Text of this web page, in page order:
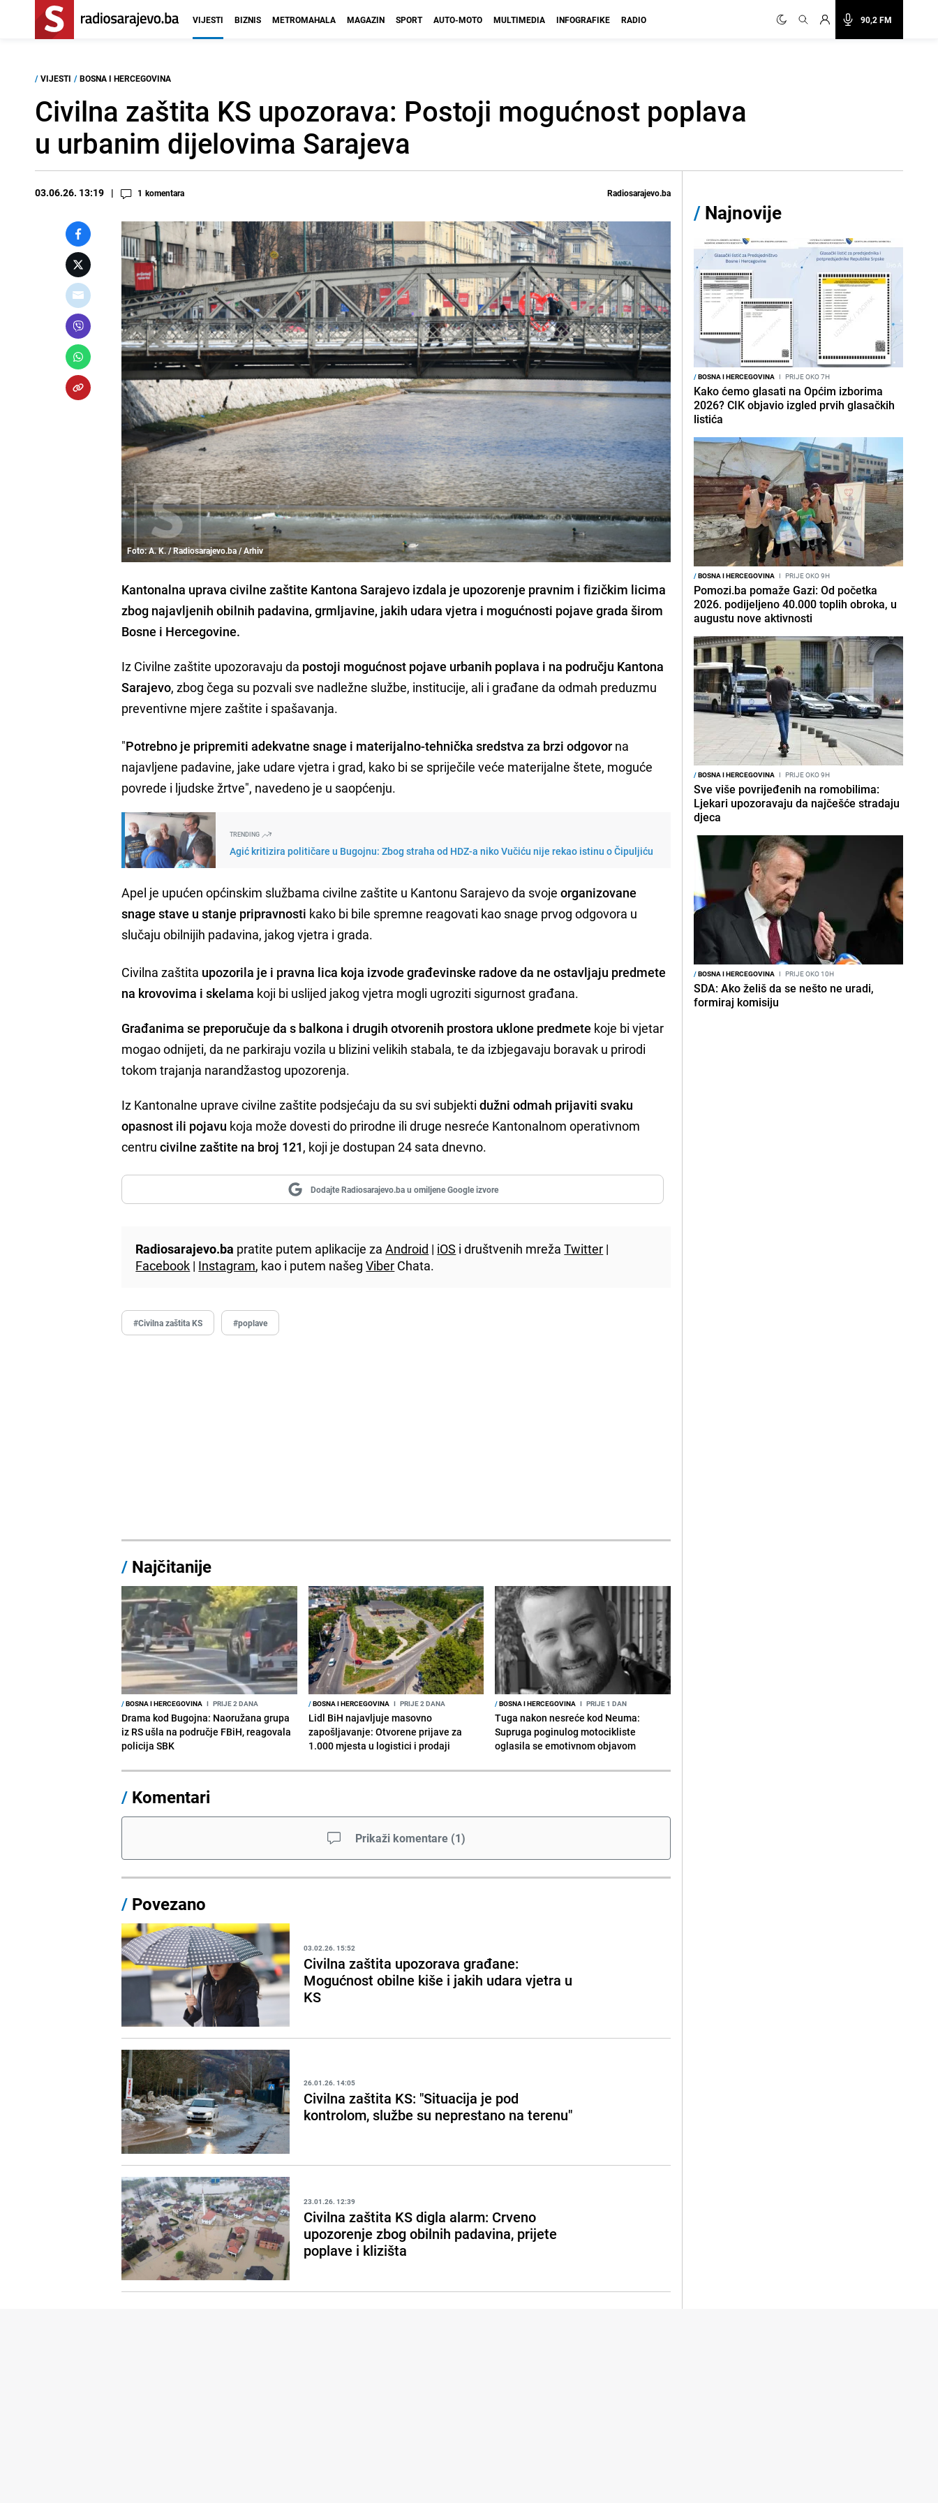
90,2 FM
VIJESTI BIZNIS METROMAHALA MAGAZIN SPORT AUTO-MOTO MULTIMEDIA INFOGRAFIKE RADIO
/ VIJESTI / BOSNA I HERCEGOVINA
Civilna zaštita KS upozorava: Postoji mogućnost poplava
u urbanim dijelovima Sarajeva
03.06.26. 13:19 1 komentara Radiosarajevo.ba
Foto: A. K. / Radiosarajevo.ba / Arhiv
Kantonalna uprava civilne zaštite Kantona Sarajevo izdala je upozorenje pravnim i fizičkim licima
zbog najavljenih obilnih padavina, grmljavine, jakih udara vjetra i mogućnosti pojave grada širom
Bosne i Hercegovine.
Iz Civilne zaštite upozoravaju da postoji mogućnost pojave urbanih poplava i na području Kantona
Sarajevo, zbog čega su pozvali sve nadležne službe, institucije, ali i građane da odmah preduzmu
preventivne mjere zaštite i spašavanja.
"Potrebno je pripremiti adekvatne snage i materijalno-tehnička sredstva za brzi odgovor na
najavljene padavine, jake udare vjetra i grad, kako bi se spriječile veće materijalne štete, moguće
povrede i ljudske žrtve", navedeno je u saopćenju.
TRENDING
Agić kritizira političare u Bugojnu: Zbog straha od HDZ-a niko Vučiću nije rekao istinu o Čipuljiću
Apel je upućen općinskim službama civilne zaštite u Kantonu Sarajevo da svojeorganizovane
snage stave u stanje pripravnosti kako bi bile spremne reagovati kao snage prvog odgovora u
slučaju obilnijih padavina, jakog vjetra i grada.
Civilna zaštita upozorila je i pravna lica koja izvode građevinske radove da ne ostavljaju predmete
na krovovima i skelama koji bi uslijed jakog vjetra mogli ugroziti sigurnost građana.
Građanima se preporučuje da s balkona i drugih otvorenih prostora uklone predmete koje bi vjetar
mogao odnijeti, da ne parkiraju vozila u blizini velikih stabala, te da izbjegavaju boravak u prirodi
tokom trajanja narandžastog upozorenja.
Iz Kantonalne uprave civilne zaštite podsjećaju da su svi subjektidužni odmah prijaviti svaku
opasnost ili pojavu koja može dovesti do prirodne ili druge nesreće Kantonalnom operativnom
centrucivilne zaštite na broj 121, koji je dostupan 24 sata dnevno.
Dodajte Radiosarajevo.ba u omiljene Google izvore
Radiosarajevo.ba pratite putem aplikacije zaAndroid | iOS i društvenih mrežaTwitter |
Facebook | Instagram, kao i putem našegViber Chata.
#Civilna zaštita KS #poplave
/ Najčitanije
/BOSNA I HERCEGOVINA I PRIJE 2 DANA
Drama kod Bugojna: Naoružana grupa
iz RS ušla na područje FBiH, reagovala
policija SBK
/BOSNA I HERCEGOVINA I PRIJE 2 DANA
Lidl BiH najavljuje masovno
zapošljavanje: Otvorene prijave za
1.000 mjesta u logistici i prodaji
/BOSNA I HERCEGOVINA I PRIJE 1 DAN
Tuga nakon nesreće kod Neuma:
Supruga poginulog motocikliste
oglasila se emotivnom objavom
/ Komentari
Prikaži komentare (1)
/ Povezano
03.02.26. 15:52
Civilna zaštita upozorava građane:
Mogućnost obilne kiše i jakih udara vjetra u
KS
26.01.26. 14:05
Civilna zaštita KS: "Situacija je pod
kontrolom, službe su neprestano na terenu"
23.01.26. 12:39
Civilna zaštita KS digla alarm: Crveno
upozorenje zbog obilnih padavina, prijete
poplave i klizišta
/ Najnovije
/BOSNA I HERCEGOVINA I PRIJE OKO 7H
Kako ćemo glasati na Općim izborima
2026? CIK objavio izgled prvih glasačkih
listića
/BOSNA I HERCEGOVINA I PRIJE OKO 9H
Pomozi.ba pomaže Gazi: Od početka
2026. podijeljeno 40.000 toplih obroka, u
augustu nove aktivnosti
/BOSNA I HERCEGOVINA I PRIJE OKO 9H
Sve više povrijeđenih na romobilima:
Ljekari upozoravaju da najčešće stradaju
djeca
/BOSNA I HERCEGOVINA I PRIJE OKO 10H
SDA: Ako želiš da se nešto ne uradi,
formiraj komisiju